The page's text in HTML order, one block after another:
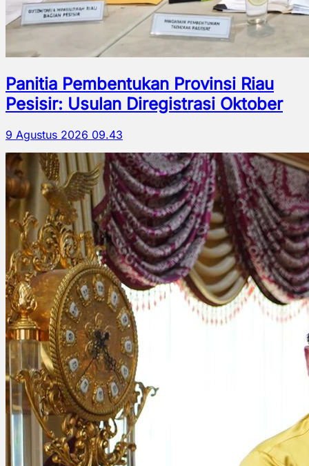
Panitia Pembentukan Provinsi Riau
Pesisir: Usulan Diregistrasi Oktober
9 Agustus 2026 09.43